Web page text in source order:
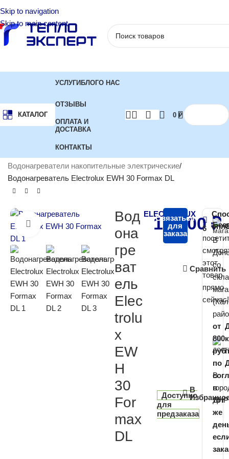
Skip to navigation
Skip to main content
КАТАЛОГ
УСЛУГИБЛОГО НАС
ОТЗЫВЫ
ОПЛАТА И
ДОСТАВКА
КОНТАКТЫ
0 ₽
Водонагреватели накопительные электрические
Водонагреватель Electrolux EWH 30 Formax DL
Нажмите, чтобы увеличить
Вод
она
гре
ват
ель
Elec
trolu
x
EW
H
30
For
max
DL
ELECTROLUX
17 900 ₽
Доступно
для
предзаказа
Связаться
для
заказа
Сравнить
В
6
этот
товар
прямо
сейчас!
В
со
В
ДНР
от
800
руб
по
в
тот
же